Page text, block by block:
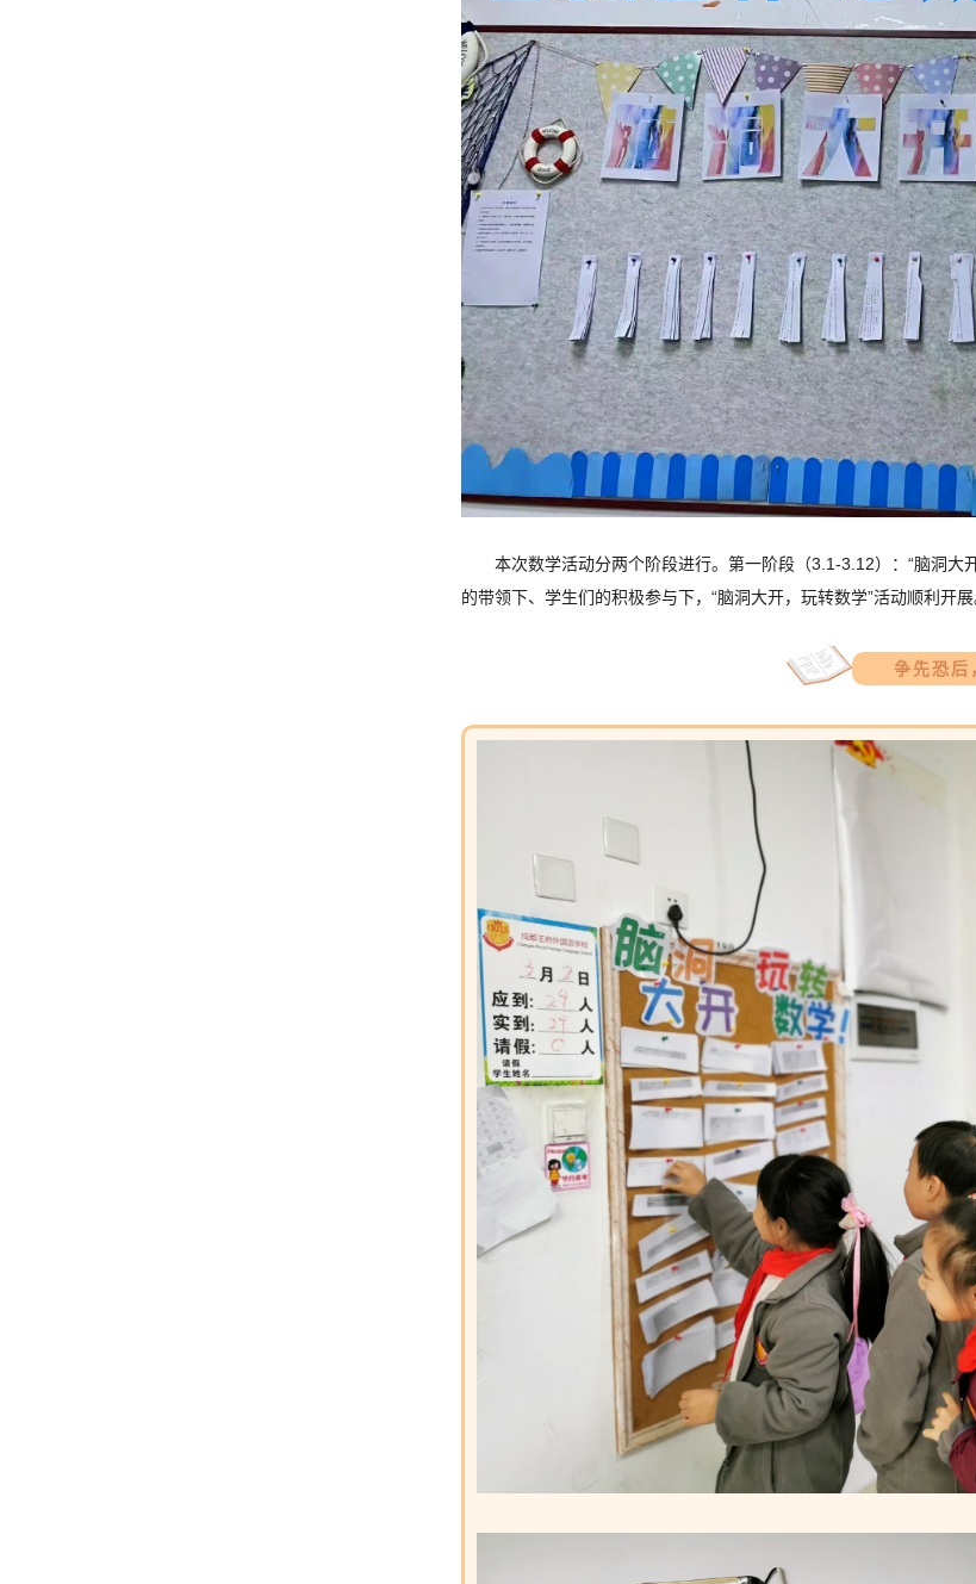
本次数学活动分两个阶段进行。第一阶段（3.1-3.12）：“脑洞大
的带领下、学生们的积极参与下，“脑洞大开，玩转数学”活动顺利开展
争先恐后